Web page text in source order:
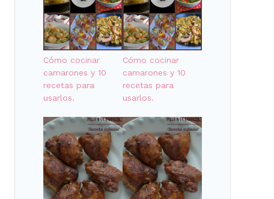
Cómo cocinar
camarones y 10
recetas para
usarlos.
Cómo cocinar
camarones y 10
recetas para
usarlos.